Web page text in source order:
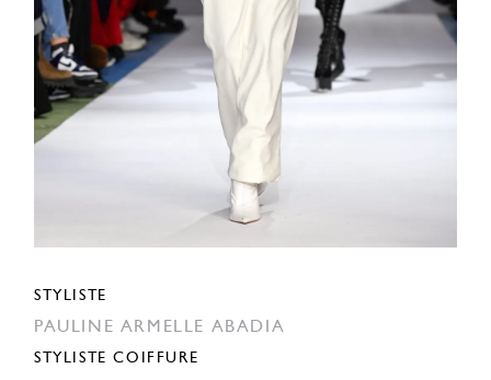
STYLISTE
PAULINE ARMELLE ABADIA
STYLISTE COIFFURE